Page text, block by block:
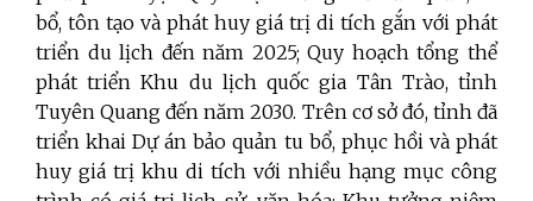
bổ, tôn tạo và phát huy giá trị di tích gắn với phát
triển du lịch đến năm 2025; Quy hoạch tổng thể
phát triển Khu du lịch quốc gia Tân Trào, tỉnh
Tuyên Quang đến năm 2030. Trên cơ sở đó, tỉnh đã
triển khai Dự án bảo quản tu bổ, phục hồi và phát
huy giá trị khu di tích với nhiều hạng mục công